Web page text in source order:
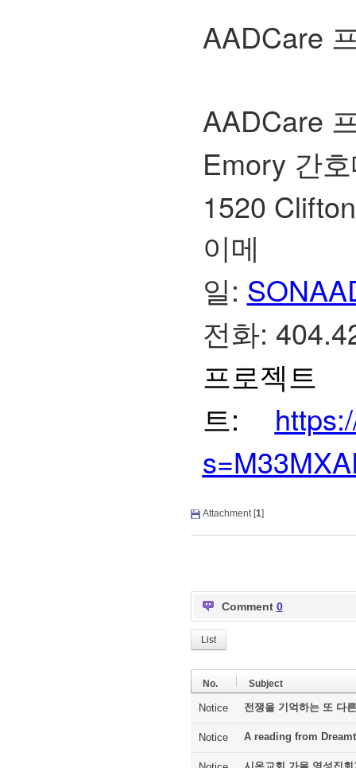
AADCare
AADCare
Emory 간
1520
이메
일:
전화:
프로젝트
트:
Attachment [1]
Comment 0
List
No. Subject
Notice 전쟁을 기억하는 또 다
Notice A reading from